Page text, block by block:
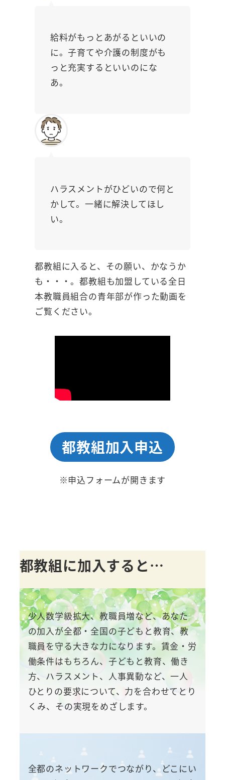
給料がもっとあがるといいの
に。子育てや介護の制度がも
っと充実するといいのにな
あ。
ハラスメントがひどいので何と
かして。一緒に解決してほし
い。
都教組に入ると、その願い、かなうか
も・・・。都教組も加盟している全日
本教職員組合の青年部が作った動画を
ご覧ください。
都教組加入申込
※申込フォームが開きます
都教組に加入すると…
少人数学級拡大、教職員増など、あなた
の加入が全都・全国の子どもと教育、教
職員を守る大きな力になります。賃金・労
働条件はもちろん、子どもと教育、働き
方、ハラスメント、人事異動など、一人
ひとりの要求について、力を合わせてとり
くみ、その実現をめざします。
全都のネットワークでつながり、どこにい